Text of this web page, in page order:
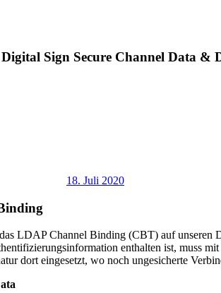
Sign Secure Channel Data &
18. Juli 2020
LDAP Channel Binding (CBT) auf unseren
enthalten ist, muss
dort eingesetzt, wo noch ungesicherte